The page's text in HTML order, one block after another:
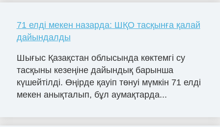
71 елді мекен назарда: ШҚО тасқынға қалай
дайындалды
Шығыс Қазақстан облысында көктемгі су
тасқыны кезеңіне дайындық барынша
күшейтілді. Өңірде қауіп төнуі мүмкін 71 елді
мекен анықталып, бұл аумақтарда...